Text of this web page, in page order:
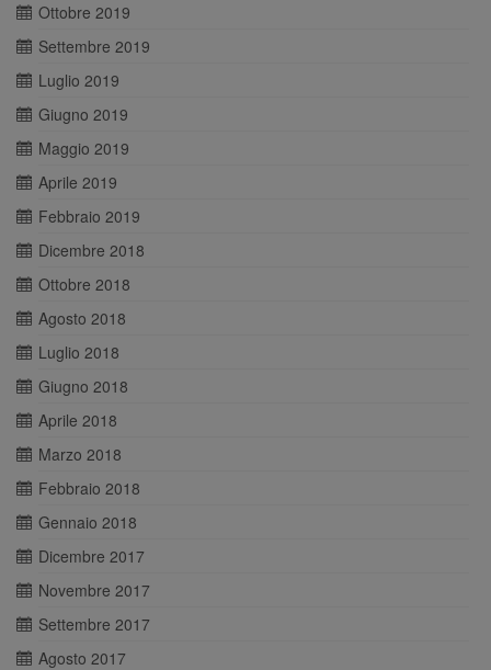
Ottobre 2019
Settembre 2019
Luglio 2019
Giugno 2019
Maggio 2019
Aprile 2019
Febbraio 2019
Dicembre 2018
Ottobre 2018
Agosto 2018
Luglio 2018
Giugno 2018
Aprile 2018
Marzo 2018
Febbraio 2018
Gennaio 2018
Dicembre 2017
Novembre 2017
Settembre 2017
Agosto 2017